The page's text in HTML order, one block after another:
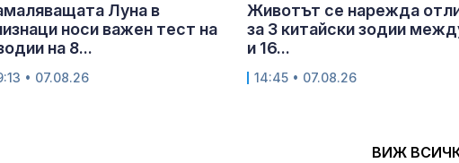
Луна в
носи важен тест на
на 8...
• 07.08.26
Животът се нарежда
за 3 китайски зодии
и 16...
14:45 • 07.08.26
ВИЖ